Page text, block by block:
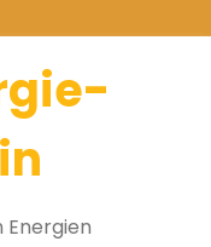
Energien